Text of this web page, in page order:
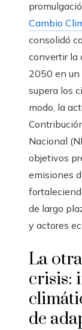
Cambio
consolidó
convertir la
2050 en un
supera los
modo, la
Nacional
objetivos
emisiones
de largo
y actores
La
crisis:
de